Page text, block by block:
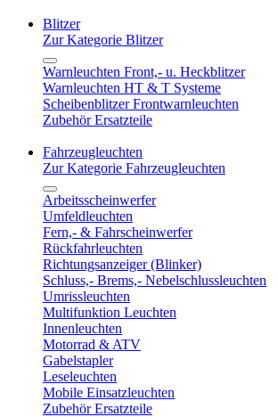
Blitzer
Zur Kategorie Blitzer
Warnleuchten Front,- u. Heckblitzer
Warnleuchten HT & T Systeme
Scheibenblitzer Frontwarnleuchten
Zubehör Ersatzteile
Fahrzeugleuchten
Zur Kategorie Fahrzeugleuchten
Arbeitsscheinwerfer
Umfeldleuchten
Fern,- & Fahrscheinwerfer
Rückfahrleuchten
Richtungsanzeiger (Blinker)
Schluss,- Brems,- Nebelschlussleuchten
Umrissleuchten
Multifunktion Leuchten
Innenleuchten
Motorrad & ATV
Gabelstapler
Leseleuchten
Mobile Einsatzleuchten
Zubehör Ersatzteile